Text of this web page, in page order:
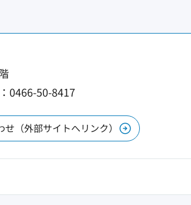
0466-50-8417
せ（外部サイトへリンク）